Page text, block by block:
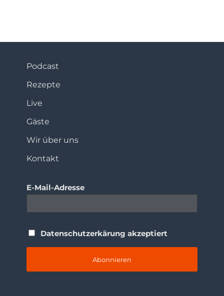
Podcast
Rezepte
Live
Gäste
Wir über uns
Kontakt
E-Mail-Adresse
Datenschutzerkärung akzeptiert